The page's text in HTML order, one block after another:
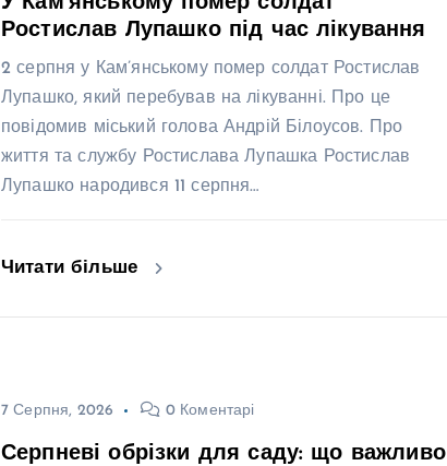
Ростислав Лупашко під час лікування
2 серпня у Кам’янському помер солдат Ростислав
Лупашко, який перебував на лікуванні. Про це
повідомив міський голова Андрій Білоусов. Про
життя та службу Ростислава Лупашка Ростислав
Лупашко народився 11 серпня…
Читати більше
7 Серпня, 2026 0 Коментарі
Серпневі обрізки для саду: що важливо